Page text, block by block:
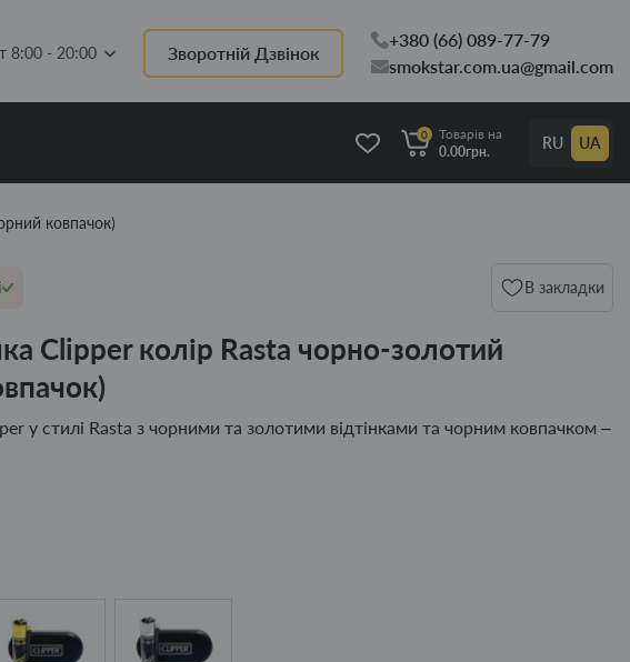
8:00 - 20:00 Зворотній Дзвінок
+380 (66) 089-77-79
smokstar.com.ua@gmail.com
0
Товарів на
0.00грн.
RU UA
ковпачок)
В закладки
Clipper колір Rasta чорно-золотий
у стилі Rasta з чорними та золотими відтінками та чорним ковпачком –